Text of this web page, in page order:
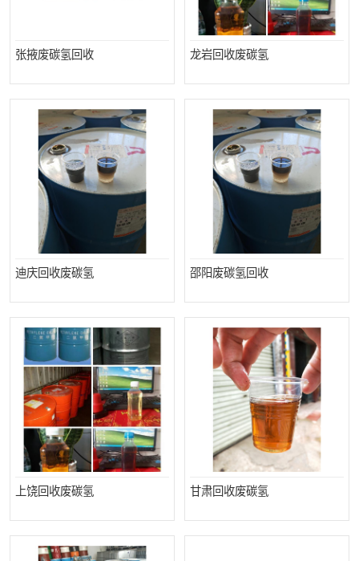
张掖废碳氢回收 龙岩回收废碳氢
迪庆回收废碳氢 邵阳废碳氢回收
上饶回收废碳氢 甘肃回收废碳氢